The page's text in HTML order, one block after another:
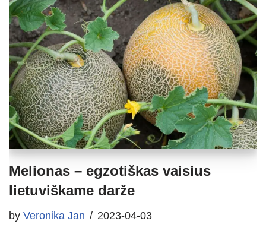
Melionas – egzotiškas vaisius
lietuviškame darže
by Veronika Jan 2023-04-03